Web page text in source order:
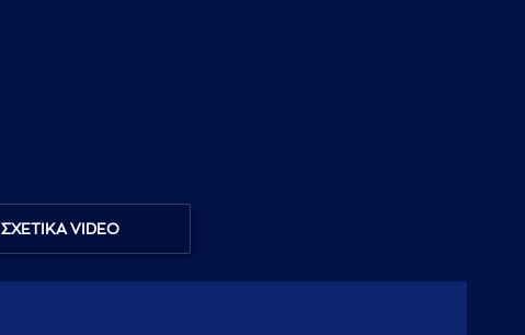
ΣΧΕΤΙΚΑ VIDEO